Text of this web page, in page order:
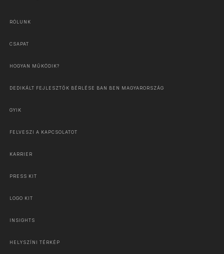
RÓLUNK
CSAPAT
HOGYAN MŰKÖDIK?
DEDIKÁLT FEJLESZTŐK BÉRLÉSE BAN BEN MAGYARORSZÁG
GYIK
FELVESZI A KAPCSOLATOT
KARRIER
PRESS KIT
LOGO KIT
INSIGHTS
HELYSZÍNI TÉRKÉP